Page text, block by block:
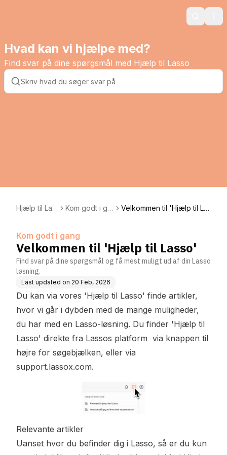
Search
Hvad kan vi hjælpe med?
Find svar på dine spørgsmål med Hjælp til Lasso
Hjælp til Las
Kom godt i ga
Velkommen til 'Hjælp til La
Kom godt i gang
Velkommen til 'Hjælp til Lasso'
Find svar på dine spørgsmål og få mest muligt ud af din Lasso
løsning.
Last updated on 20 Feb, 2026
Du kan via vores 'Hjælp til Lasso' finde artikler,
hvor vi går i dybden med de mange muligheder,
du har med en Lasso-løsning. Du finder 'Hjælp til
Lasso' direkte fra Lassos platform via knappen til
højre for søgebjælken, eller via
support.lassox.com.
Relevante artikler
Uanset hvor du befinder dig i Lasso, så er du kun